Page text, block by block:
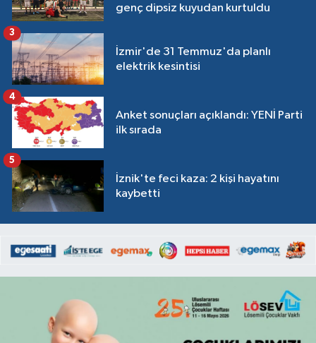
genç dipsiz kuyudan kurtuldu
İzmir'de 31 Temmuz'da planlı
elektrik kesintisi
3
Anket sonuçları açıklandı: YENİ Parti
ilk sırada
4
İznik'te feci kaza: 2 kişi hayatını
kaybetti
5